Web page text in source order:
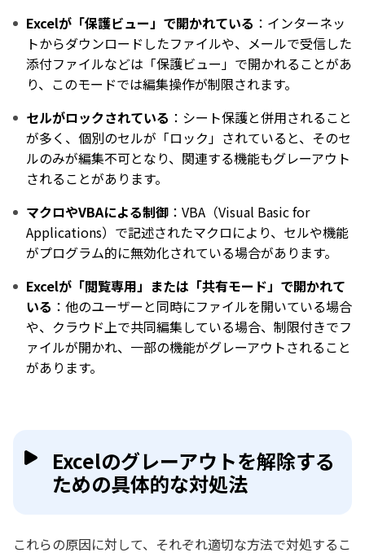
Excelが「保護ビュー」で開かれている ：インターネッ
トからダウンロードしたファイルや、メールで受信した
添付ファイルなどは「保護ビュー」で開かれることがあ
り、このモードでは編集操作が制限されます。
セルがロックされている ：シート保護と併用されること
が多く、個別のセルが「ロック」されていると、そのセ
ルのみが編集不可となり、関連する機能もグレーアウト
されることがあります。
マクロやVBAによる制御 ：VBA（Visual Basic for
Applications）で記述されたマクロにより、セルや機能
がプログラム的に無効化されている場合があります。
Excelが「閲覧専用」または「共有モード」で開かれて
いる ：他のユーザーと同時にファイルを開いている場合
や、クラウド上で共同編集している場合、制限付きでフ
ァイルが開かれ、一部の機能がグレーアウトされること
があります。
Excelのグレーアウトを解除する
ための具体的な対処法
これらの原因に対して、それぞれ適切な方法で対処するこ